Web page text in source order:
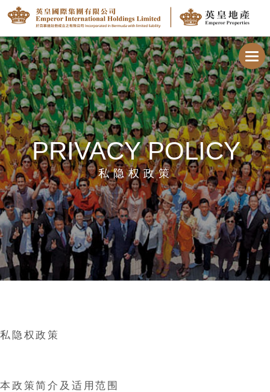
PRIVACY POLICY
私隐权政策
私隐权政策
本政策简介及适用范围